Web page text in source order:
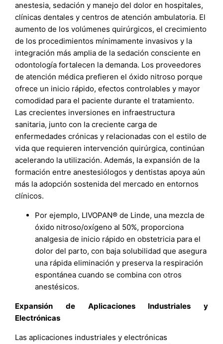
anestesia, sedación y manejo del dolor en hospitales,
clínicas dentales y centros de atención ambulatoria. El
aumento de los volúmenes quirúrgicos, el crecimiento
de los procedimientos mínimamente invasivos y la
integración más amplia de la sedación consciente en
odontología fortalecen la demanda. Los proveedores
de atención médica prefieren el óxido nitroso porque
ofrece un inicio rápido, efectos controlables y mayor
comodidad para el paciente durante el tratamiento.
Las crecientes inversiones en infraestructura
sanitaria, junto con la creciente carga de
enfermedades crónicas y relacionadas con el estilo de
vida que requieren intervención quirúrgica, continúan
acelerando la utilización. Además, la expansión de la
formación entre anestesiólogos y dentistas apoya aún
más la adopción sostenida del mercado en entornos
clínicos.
Por ejemplo, LIVOPAN® de Linde, una mezcla de
óxido nitroso/oxígeno al 50%, proporciona
analgesia de inicio rápido en obstetricia para el
dolor del parto, con baja solubilidad que asegura
una rápida eliminación y preserva la respiración
espontánea cuando se combina con otros
anestésicos.
Expansión de Aplicaciones Industriales y
Electrónicas
Las aplicaciones industriales y electrónicas